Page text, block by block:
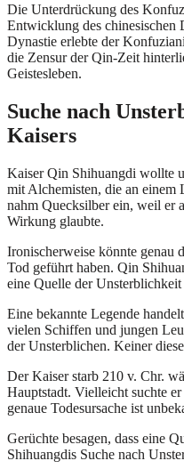
Die Unterdrückung des
Entwicklung des chinesischen
Dynastie erlebte der
die Zensur der Qin-Zeit
Geistesleben.
Suche nach
Kaisers
Kaiser Qin Shihuangdi wollte
mit Alchemisten, die an einem
nahm Quecksilber ein, weil er
Wirkung glaubte.
Ironischerweise könnte genau
Tod geführt haben. Qin
eine Quelle der
Eine bekannte Legende
vielen Schiffen und jungen
der Unsterblichen. Keiner
Der Kaiser starb 210 v. Chr.
Hauptstadt. Vielleicht suchte
genaue Todesursache ist
Gerüchte besagen, dass eine
Shihuangdis Suche nach